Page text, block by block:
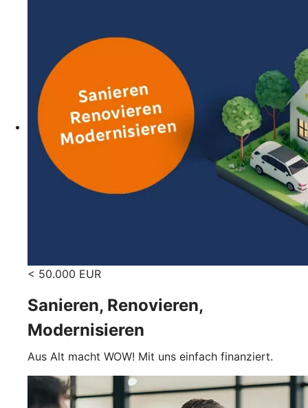
< 50.000 EUR
Sanieren, Renovieren,
Modernisieren
Aus Alt macht WOW! Mit uns einfach finanziert.